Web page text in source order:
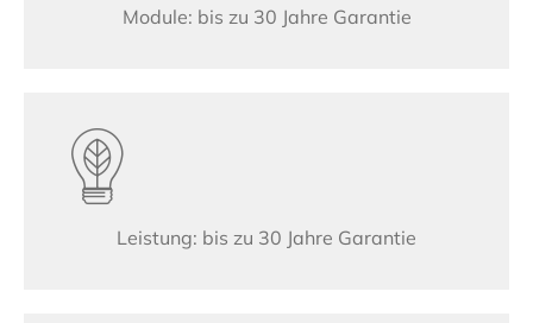
Module: bis zu 30 Jahre Garantie
Leistung: bis zu 30 Jahre Garantie